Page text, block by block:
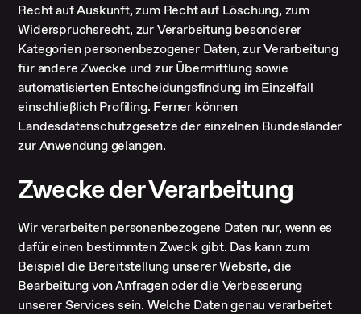
Recht auf Auskunft, zum Recht auf Löschung, zum
Widerspruchsrecht, zur Verarbeitung besonderer
Kategorien personenbezogener Daten, zur Verarbeitung
für andere Zwecke und zur Übermittlung sowie
automatisierten Entscheidungsfindung im Einzelfall
einschließlich Profiling. Ferner können
Landesdatenschutzgesetze der einzelnen Bundesländer
zur Anwendung gelangen.
Zwecke der Verarbeitung
Wir verarbeiten personenbezogene Daten nur, wenn es
dafür einen bestimmten Zweck gibt. Das kann zum
Beispiel die Bereitstellung unserer Website, die
Bearbeitung von Anfragen oder die Verbesserung
unserer Services sein. Welche Daten genau verarbeitet